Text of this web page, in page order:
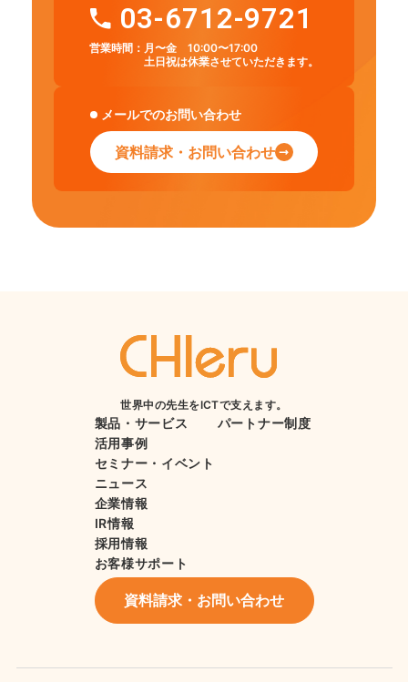
03-6712-9721
営業時間： 月〜金 10:00〜17:00
土日祝は休業させていただきます。
メールでのお問い合わせ
資料請求・お問い合わせ
世界中の先生をICTで支えます。
製品・サービス
活用事例
セミナー・イベント
ニュース
企業情報
IR情報
採用情報
お客様サポート
パートナー制度
資料請求・お問い合わせ